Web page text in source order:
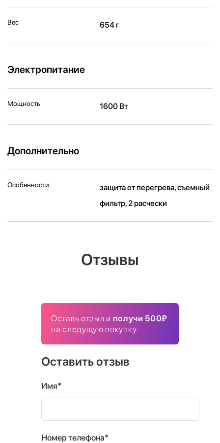
Вес 654 г
Электропитание
Мощность 1600 Вт
Дополнительно
Особенности
защита от перегрева, съемный
фильтр, 2 расчески
Отзывы
Оставь отзыв и получи 500₽
на следущую покупку
Оставить отзыв
Имя*
Номер телефона*